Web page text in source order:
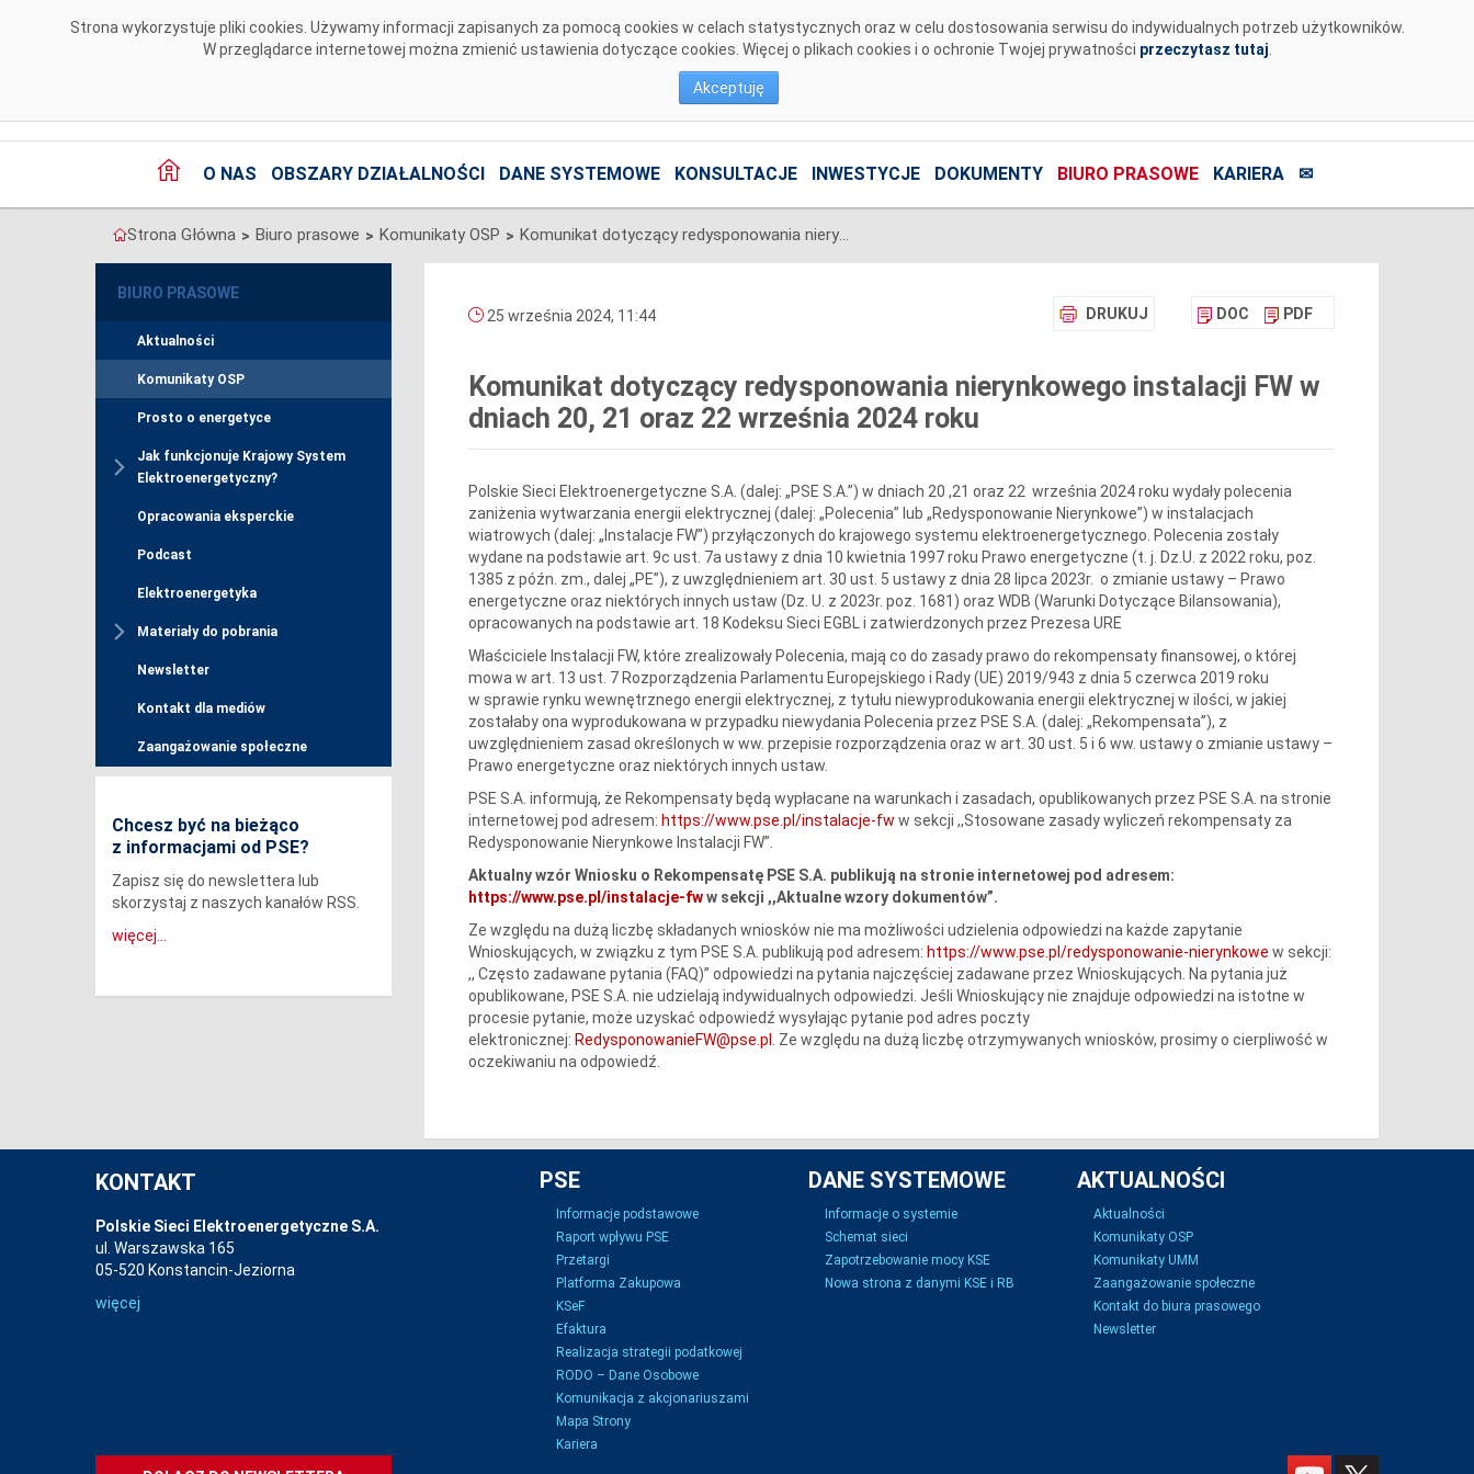
Strona wykorzystuje pliki cookies. Używamy informacji zapisanych za pomocą cookies w celach statystycznych oraz w celu dostosowania serwisu do indywidualnych potrzeb użytkowników.
W przeglądarce internetowej można zmienić ustawienia dotyczące cookies. Więcej o plikach cookies i o ochronie Twojej prywatności przeczytasz tutaj
Akceptuję
O NAS OBSZARY DZIAŁALNOŚCI DANE SYSTEMOWE KONSULTACJE INWESTYCJE DOKUMENTY BIURO PRASOWE KARIERA ✉
Strona Główna > Biuro prasowe > Komunikaty OSP > Komunikat dotyczący redysponowania nierynkowego instalacji FW w dniach 20, 21 oraz 22 września 2024 roku
BIURO PRASOWE
Aktualności
Komunikaty OSP
Prosto o energetyce
Jak funkcjonuje Krajowy System
Elektroenergetyczny?
Opracowania eksperckie
Podcast
Elektroenergetyka
Materiały do pobrania
Newsletter
Kontakt dla mediów
Zaangażowanie społeczne
Chcesz być na bieżąco
z informacjami od PSE?
Zapisz się do newslettera lub
skorzystaj z naszych kanałów RSS.
więcej...
DRUKUJ DOC PDF
25 września 2024, 11:44
Komunikat dotyczący redysponowania nierynkowego instalacji FW w
dniach 20, 21 oraz 22 września 2024 roku
Polskie Sieci Elektroenergetyczne S.A. (dalej: „PSE S.A.”) w dniach 20 ,21 oraz 22 września 2024 roku wydały polecenia
zaniżenia wytwarzania energii elektrycznej (dalej: „Polecenia” lub „Redysponowanie Nierynkowe”) w instalacjach
wiatrowych (dalej: „Instalacje FW”) przyłączonych do krajowego systemu elektroenergetycznego. Polecenia zostały
wydane na podstawie art. 9c ust. 7a ustawy z dnia 10 kwietnia 1997 roku Prawo energetyczne (t. j. Dz.U. z 2022 roku, poz.
1385 z późn. zm., dalej „PE”), z uwzględnieniem art. 30 ust. 5 ustawy z dnia 28 lipca 2023r. o zmianie ustawy – Prawo
energetyczne oraz niektórych innych ustaw (Dz. U. z 2023r. poz. 1681) oraz WDB (Warunki Dotyczące Bilansowania),
opracowanych na podstawie art. 18 Kodeksu Sieci EGBL i zatwierdzonych przez Prezesa URE
Właściciele Instalacji FW, które zrealizowały Polecenia, mają co do zasady prawo do rekompensaty finansowej, o której
mowa w art. 13 ust. 7 Rozporządzenia Parlamentu Europejskiego i Rady (UE) 2019/943 z dnia 5 czerwca 2019 roku
w sprawie rynku wewnętrznego energii elektrycznej, z tytułu niewyprodukowania energii elektrycznej w ilości, w jakiej
zostałaby ona wyprodukowana w przypadku niewydania Polecenia przez PSE S.A. (dalej: „Rekompensata”), z
uwzględnieniem zasad określonych w ww. przepisie rozporządzenia oraz w art. 30 ust. 5 i 6 ww. ustawy o zmianie ustawy –
Prawo energetyczne oraz niektórych innych ustaw.
PSE S.A. informują, że Rekompensaty będą wypłacane na warunkach i zasadach, opublikowanych przez PSE S.A. na stronie
internetowej pod adresem: https://www.pse.pl/instalacje-fw w sekcji ,,Stosowane zasady wyliczeń rekompensaty za
Redysponowanie Nierynkowe Instalacji FW”.
Aktualny wzór Wniosku o Rekompensatę PSE S.A. publikują na stronie internetowej pod adresem:
https://www.pse.pl/instalacje-fww sekcji ,,Aktualne wzory dokumentów”.
Ze względu na dużą liczbę składanych wniosków nie ma możliwości udzielenia odpowiedzi na każde zapytanie
Wnioskujących, w związku z tym PSE S.A. publikują pod adresem: https://www.pse.pl/redysponowanie-nierynkowe w sekcji:
,, Często zadawane pytania (FAQ)” odpowiedzi na pytania najczęściej zadawane przez Wnioskujących. Na pytania już
opublikowane, PSE S.A. nie udzielają indywidualnych odpowiedzi. Jeśli Wnioskujący nie znajduje odpowiedzi na istotne w
procesie pytanie, może uzyskać odpowiedź wysyłając pytanie pod adres poczty
elektronicznej: RedysponowanieFW@pse.pl
. Ze względu na dużą liczbę otrzymywanych wniosków, prosimy o cierpliwość w
oczekiwaniu na odpowiedź.
KONTAKT
Polskie Sieci Elektroenergetyczne S.A.
ul. Warszawska 165
05-520 Konstancin-Jeziorna
więcej
PSE
Informacje podstawowe
Raport wpływu PSE
Przetargi
Platforma Zakupowa
KSeF
Efaktura
Realizacja strategii podatkowej
RODO – Dane Osobowe
Komunikacja z akcjonariuszami
Mapa Strony
Kariera
DANE SYSTEMOWE
Informacje o systemie
Schemat sieci
Zapotrzebowanie mocy KSE
Nowa strona z danymi KSE i RB
AKTUALNOŚCI
Aktualności
Komunikaty OSP
Komunikaty UMM
Zaangażowanie społeczne
Kontakt do biura prasowego
Newsletter